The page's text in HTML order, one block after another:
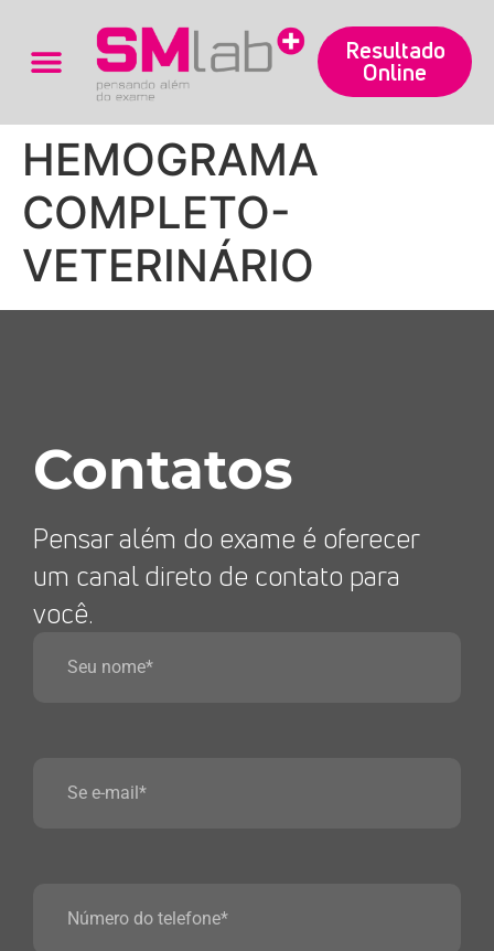
Resultado
Online
HEMOGRAMA
COMPLETO-
VETERINÁRIO
Contatos
Pensar além do exame é oferecer
um canal direto de contato para
você.